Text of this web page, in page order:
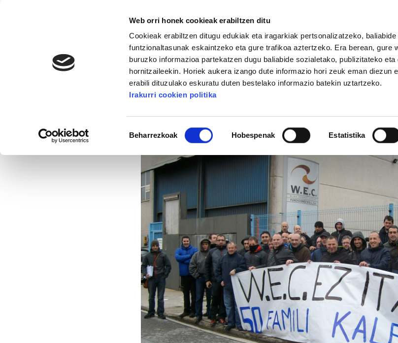
Web orri honek cookieak erabiltzen ditu
Cookieak erabiltzen ditugu edukiak eta iragarkiak pertsonalizatzeko,
funtzionaltasunak eskaintzeko eta gure trafikoa aztertzeko. Era berean, gure
buruzko informazioa partekatzen dugu baliabide sozialetako, publizitateko
hornitzaileekin. Horiek aukera izango dute informazio hori zeuk eman diezun
erabili dituzulako eskuratu duten bestelako informazio batekin uztartzeko.
Irakurri cookien politika
Beharrezkoak Hobespenak Estatistika
MANU ROBLES-ARANGIZ FUNDAZIOA BIDELAGUN FUNDAZIOA
Aurreakordioa Itziarko WEC-en